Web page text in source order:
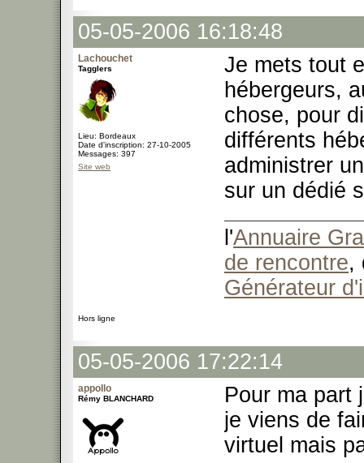
05-05-2006 16:18:48
Lachouchet
Tagglers
Lieu: Bordeaux
Date d'inscription: 27-10-2005
Messages: 397
Site web
Je mets tout
hébergeurs,
chose, pour
différents
administrer
sur un dédié
l'Annuaire
de rencontre,
Générateur
Hors ligne
05-05-2006 17:22:14
appollo
Rémy BLANCHARD
Pour ma part
je viens de
virtuel mais